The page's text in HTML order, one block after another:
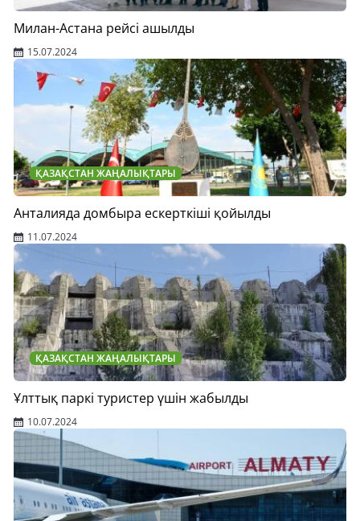
Милан-Астана рейсі ашылды
15.07.2024
ҚАЗАҚСТАН ЖАҢАЛЫҚТАРЫ
Анталияда домбыра ескерткіші қойылды
11.07.2024
ҚАЗАҚСТАН ЖАҢАЛЫҚТАРЫ
Ұлттық паркі туристер үшін жабылды
10.07.2024